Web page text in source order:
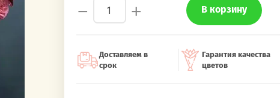
− + В корзину
Доставляем в
срок
Гарантия качества
цветов